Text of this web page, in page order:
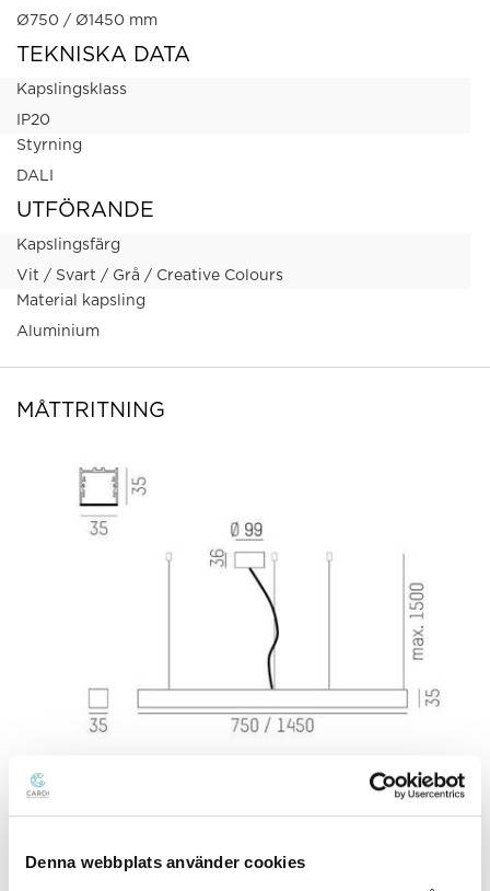
Denna webbplats använder cookies
Ø750 / Ø1450 mm
TEKNISKA DATA
Kapslingsklass
IP20
Styrning
DALI
UTFÖRANDE
Kapslingsfärg
Vit / Svart / Grå / Creative Colours
Material kapsling
Aluminium
MÅTTRITNING
LJUSFÖRDELNINGSKURVA